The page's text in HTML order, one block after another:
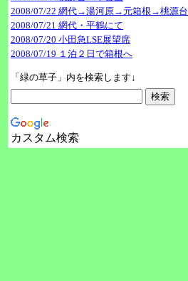
2008/07/22 網代→湯河原→元箱根→桃源台
2008/07/21 網代・平鶴にて
2008/07/20 小田急LSE展望席
2008/07/19 １泊２日で箱根へ
「緑の草子」内を検索します↓
カスタム検索